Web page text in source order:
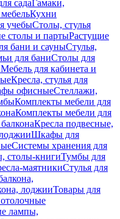
садаГамаки,
Кухни
учебыСтолы, стулья
столы и партыРастущие
бани и сауныСтулья,
для баниСтолы для
Мебель для кабинета и
Кресла, стулья для
офисныеСтеллажи,
Комплекты мебели для
Комплекты мебели для
Кресла подвесные,
Шкафы для
Системы хранения для
столы-книгиТумбы для
маятникиСтулья для
лоджииТовары для
лампы,